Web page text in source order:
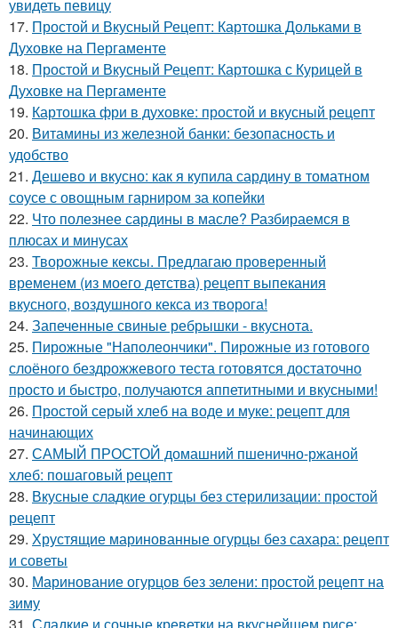
увидеть певицу
17. Простой и Вкусный Рецепт: Картошка Дольками в
Духовке на Пергаменте
18. Простой и Вкусный Рецепт: Картошка с Курицей в
Духовке на Пергаменте
19. Картошка фри в духовке: простой и вкусный рецепт
20. Витамины из железной банки: безопасность и
удобство
21. Дешево и вкусно: как я купила сардину в томатном
соусе с овощным гарниром за копейки
22. Что полезнее сардины в масле? Разбираемся в
плюсах и минусах
23. Творожные кексы. Предлагаю проверенный
временем (из моего детства) рецепт выпекания
вкусного, воздушного кекса из творога!
24. Запеченные свиные ребрышки - вкуснота.
25. Пирожные "Наполеончики". Пирожные из готового
слоёного бездрожжевого теста готовятся достаточно
просто и быстро, получаются аппетитными и вкусными!
26. Простой серый хлеб на воде и муке: рецепт для
начинающих
27. САМЫЙ ПРОСТОЙ домашний пшенично-ржаной
хлеб: пошаговый рецепт
28. Вкусные сладкие огурцы без стерилизации: простой
рецепт
29. Хрустящие маринованные огурцы без сахара: рецепт
и советы
30. Маринование огурцов без зелени: простой рецепт на
зиму